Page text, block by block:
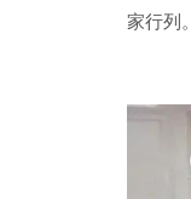
家行列。